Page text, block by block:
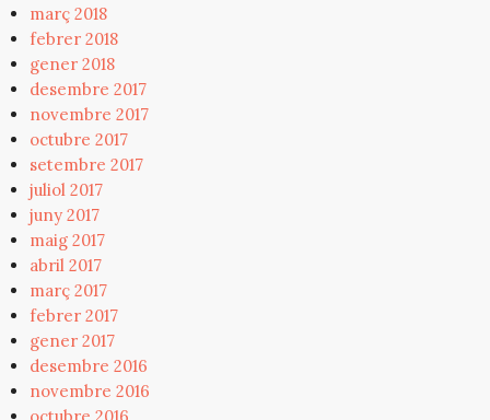
març 2018
febrer 2018
gener 2018
desembre 2017
novembre 2017
octubre 2017
setembre 2017
juliol 2017
juny 2017
maig 2017
abril 2017
març 2017
febrer 2017
gener 2017
desembre 2016
novembre 2016
octubre 2016